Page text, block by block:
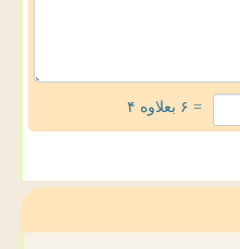
= ۶ بعلاوه ۴